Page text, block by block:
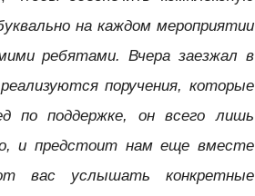
на каждом мероприятии
ребятами. Вчера заезжал в
поручения, которые
по поддержке, он всего лишь
и предстоит нам еще вместе
вас услышать конкретные